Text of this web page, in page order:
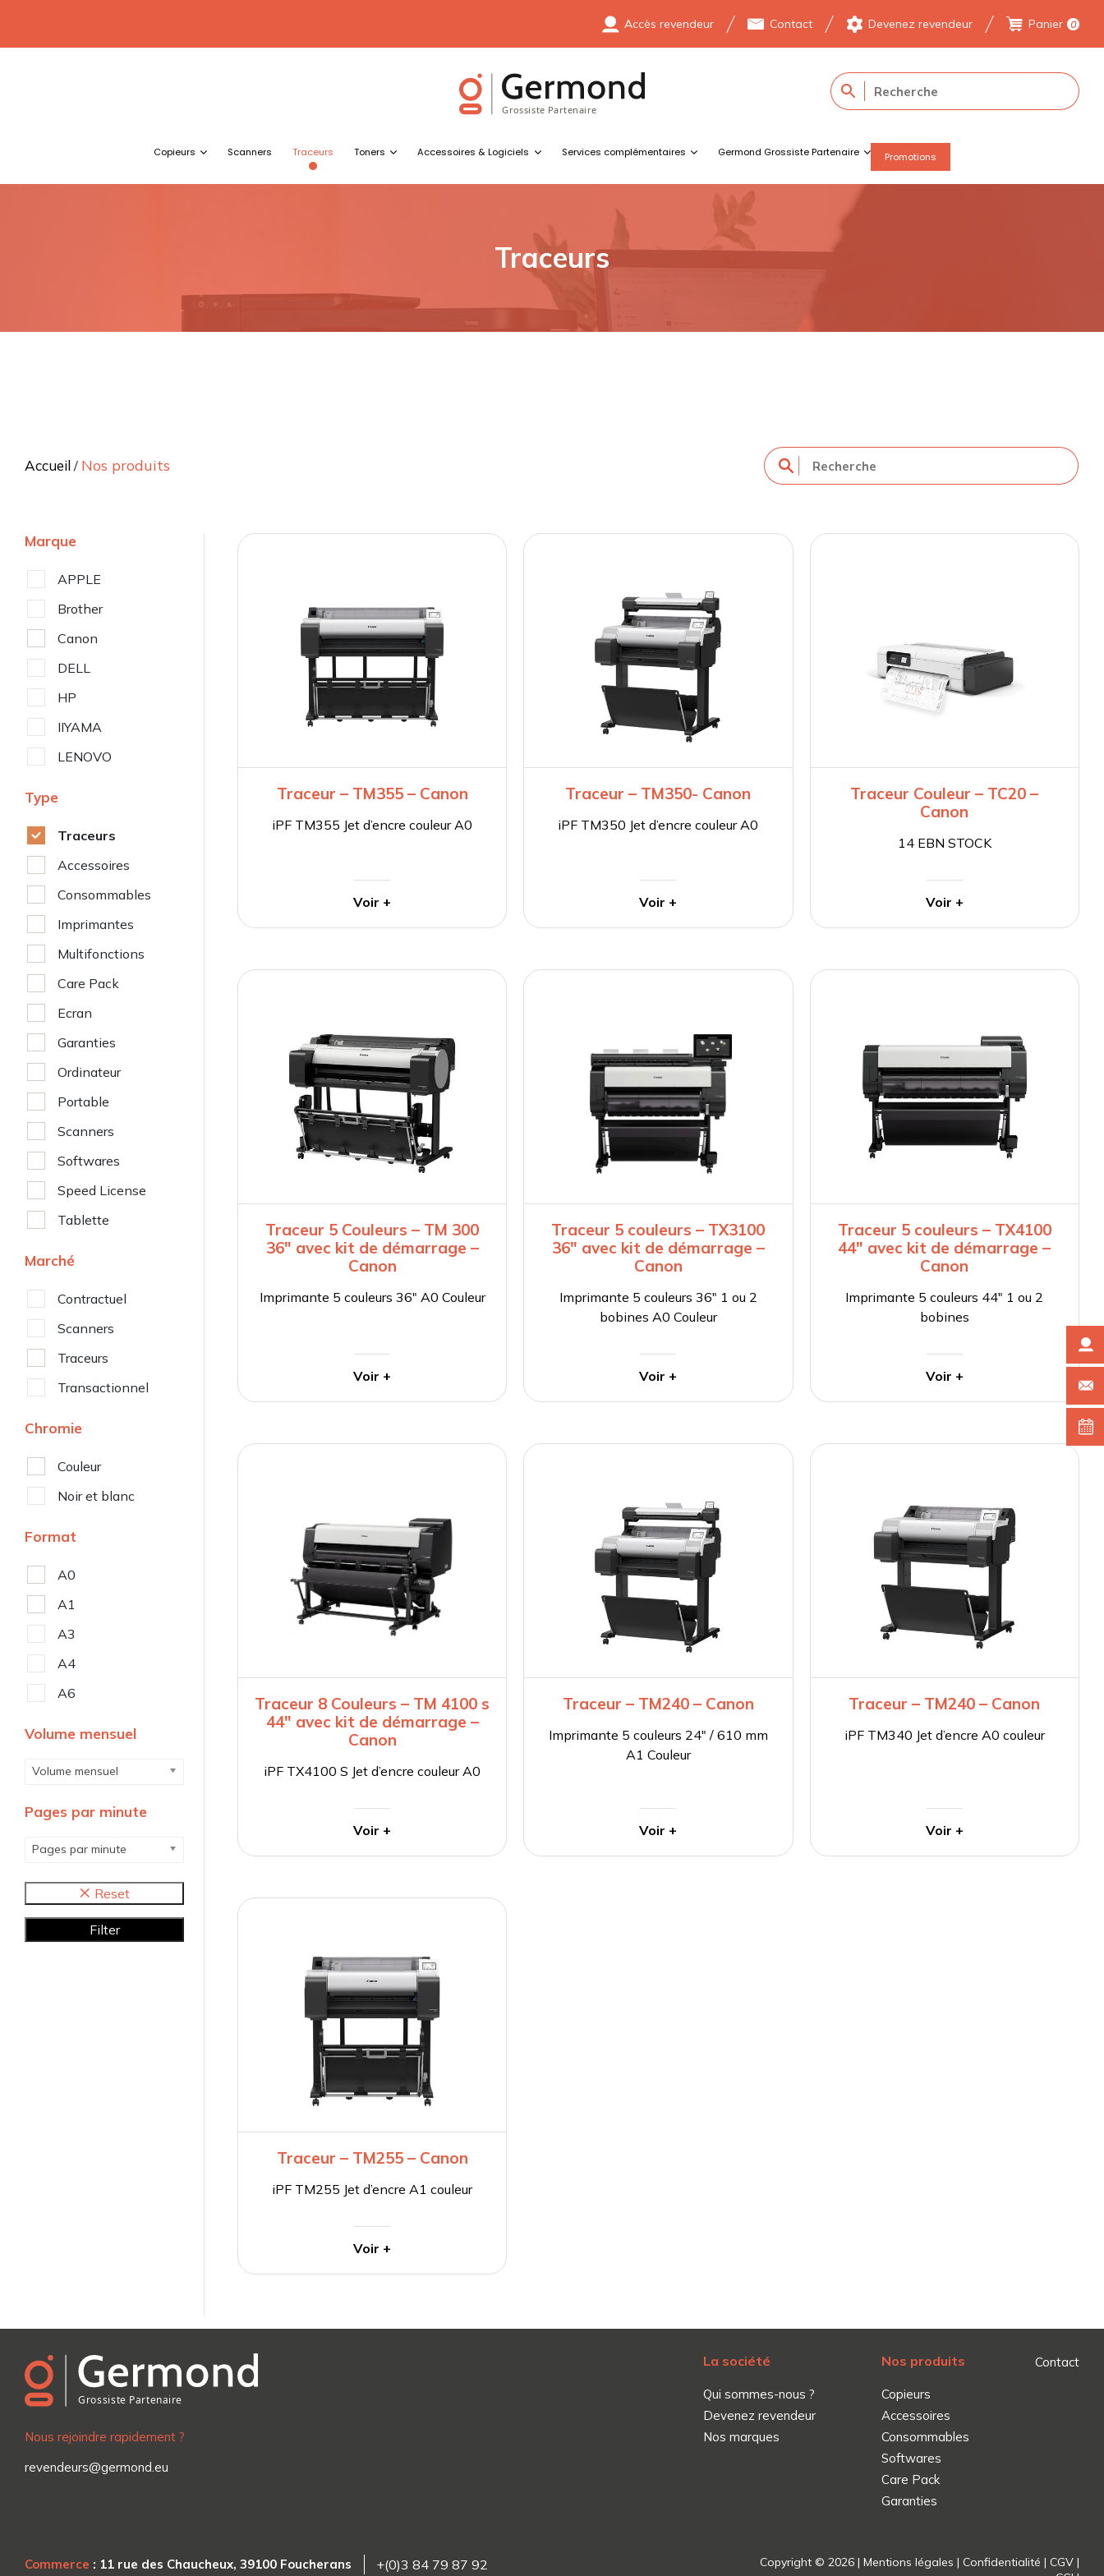
Accès revendeur Contact Devenez revendeur Panier 0
Copieurs Scanners Traceurs Toners Accessoires & Logiciels Services complémentaires Germond Grossiste Partenaire Promotions
Traceurs
Accueil / Nos produits
Marque
APPLE
Brother
Canon
DELL
HP
IIYAMA
LENOVO
Type
Traceurs
Accessoires
Consommables
Imprimantes
Multifonctions
Care Pack
Ecran
Garanties
Ordinateur
Portable
Scanners
Softwares
Speed License
Tablette
Marché
Contractuel
Scanners
Traceurs
Transactionnel
Chromie
Couleur
Noir et blanc
Format
A0
A1
A3
A4
A6
Volume mensuel
Volume mensuel
Pages par minute
Pages par minute
Reset
Filter
Traceur – TM355 – Canon
iPF TM355 Jet d’encre couleur A0
Voir +
Traceur – TM350- Canon
iPF TM350 Jet d’encre couleur A0
Voir +
Traceur Couleur – TC20 –
Canon
14 EBN STOCK
Voir +
Traceur 5 Couleurs – TM 300
36″ avec kit de démarrage –
Canon
Imprimante 5 couleurs 36″ A0 Couleur
Voir +
Traceur 5 couleurs – TX3100
36″ avec kit de démarrage –
Canon
Imprimante 5 couleurs 36″ 1 ou 2
bobines A0 Couleur
Voir +
Traceur 5 couleurs – TX4100
44″ avec kit de démarrage –
Canon
Imprimante 5 couleurs 44″ 1 ou 2
bobines
Voir +
Traceur 8 Couleurs – TM 4100 s
44″ avec kit de démarrage –
Canon
iPF TX4100 S Jet d’encre couleur A0
Voir +
Traceur – TM240 – Canon
Imprimante 5 couleurs 24″ / 610 mm
A1 Couleur
Voir +
Traceur – TM240 – Canon
iPF TM340 Jet d’encre A0 couleur
Voir +
Traceur – TM255 – Canon
iPF TM255 Jet d’encre A1 couleur
Voir +
Nous rejoindre rapidement ?
revendeurs@germond.eu
La société
Qui sommes-nous ?
Devenez revendeur
Nos marques
Nos produits
Copieurs
Accessoires
Consommables
Softwares
Care Pack
Garanties
Contact
Commerce : 11 rue des Chaucheux, 39100 Foucherans +(0)3 84 79 87 92 Copyright © 2026 | Mentions légales | Confidentialité | CGV |